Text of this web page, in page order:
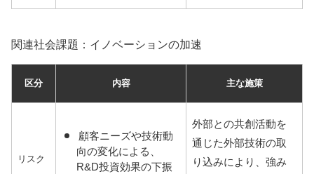
関連社会課題：イノベーションの加速
区分 内容 主な施策
リスク
顧客ニーズや技術動
向の変化による、
R&D投資効果の下振
外部との共創活動を
通じた外部技術の取
り込みにより、強み